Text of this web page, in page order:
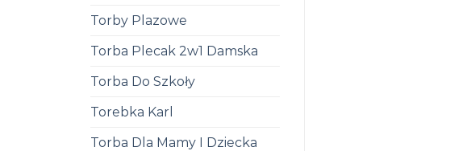
Torby Plazowe
Torba Plecak 2w1 Damska
Torba Do Szkoły
Torebka Karl
Torba Dla Mamy I Dziecka